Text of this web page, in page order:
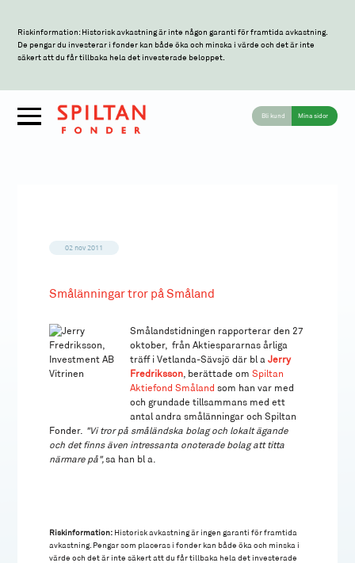
Riskinformation: Historisk avkastning är inte någon garanti för framtida avkastning.
De pengar du investerar i fonder kan både öka och minska i värde och det är inte
säkert att du får tillbaka hela det investerade beloppet.
Bli kund Mina sidor
02 nov 2011
Smålänningar tror på Småland
Smålandstidningen rapporterar den 27
oktober, från Aktiespararnas årliga
träff i Vetlanda-Sävsjö där bl aJerry
Fredriksson , berättade omSpiltan
Aktiefond Smålandsom han var med
och grundade tillsammans med ett
antal andra smålänningar och Spiltan
Fonder.
"Vi tror på småländska bolag och lokalt ägande
och det finns även intressanta onoterade bolag att titta
närmare på",sa han bl a.
Riskinformation: Historisk avkastning är ingen garanti för framtida
avkastning. Pengar som placeras i fonder kan både öka och minska i
värde och det är inte säkert att du får tillbaka hela det investerade